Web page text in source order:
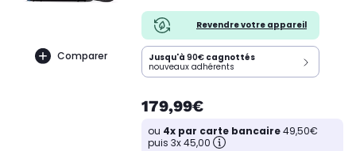
Comparer
Revendre votre appareil
Jusqu'à 90€ cagnottés
nouveaux adhérents
179,99€
ou 4x par carte bancaire49,50€
puis 3x 45,00